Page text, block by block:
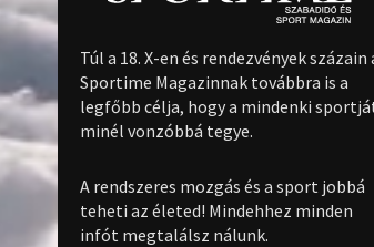
Túl a 18. X-en és rendezvények százain
Sportime Magazinnak továbbra is a
legfőbb célja, hogy a mindenki
minél vonzóbbá tegye.
A rendszeres mozgás és a sport jobbá
teheti az életed! Mindehhez minden
infót megtalálsz nálunk.